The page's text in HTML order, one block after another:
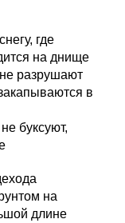
где
на днище
разрушают
в
буксуют,
на
длине